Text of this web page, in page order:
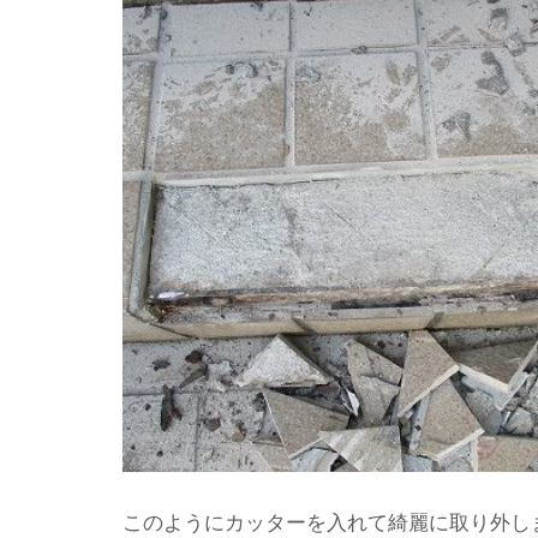
このようにカッターを入れて綺麗に取り外し